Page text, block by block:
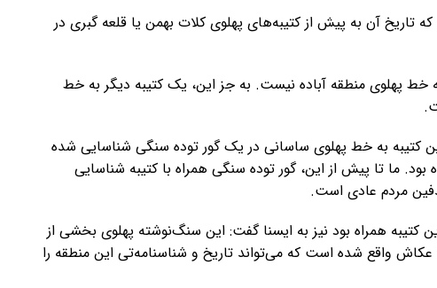
آن به پیش از کتیبه‌های پهلوی کلات بهمن یا قلعه گبری در
خط پهلوی منطقه آباده نیست. به جز این، یک کتیبه دیگر به خط
کتیبه به خط پهلوی ساسانی در یک گور توده سنگی شناسایی شده
بود. ما تا پیش از این، گور توده سنگی همراه با کتیبه شناسایی
مردم عادی است.
کتیبه همراه بود نیز به ایسنا گفت: این سنگ‌نوشته پهلوی بخشی از
عکاش واقع شده است که می‌تواند تاریخ و شناسنامه‌تی این منطقه را